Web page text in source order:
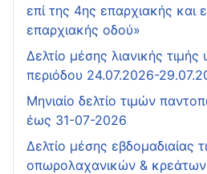
επί της 4ης επαρχιακής και
επαρχιακής οδού»
Δελτίο μέσης λιανικής
περιόδου 24.07.2026-
Μηνιαίο δελτίο τιμών
έως 31-07-2026
Δελτίο μέσης εβδομαδιαίας
οπωρολαχανικών &